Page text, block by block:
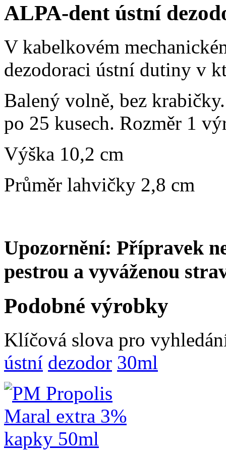
ALPA-dent ústní
V kabelkovém
dezodoraci ústní dutiny v
Balený volně, bez
po 25 kusech. Rozměr 1
Výška 10,2 cm
Průměr lahvičky 2,8 cm
Upozornění: Přípravek
pestrou a vyváženou
Podobné výrobky
Klíčová slova pro
ústní dezodor 30ml